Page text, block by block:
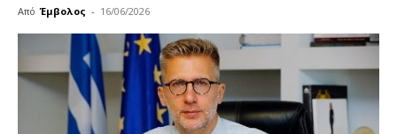
Από Έμβολος - 16/06/2026